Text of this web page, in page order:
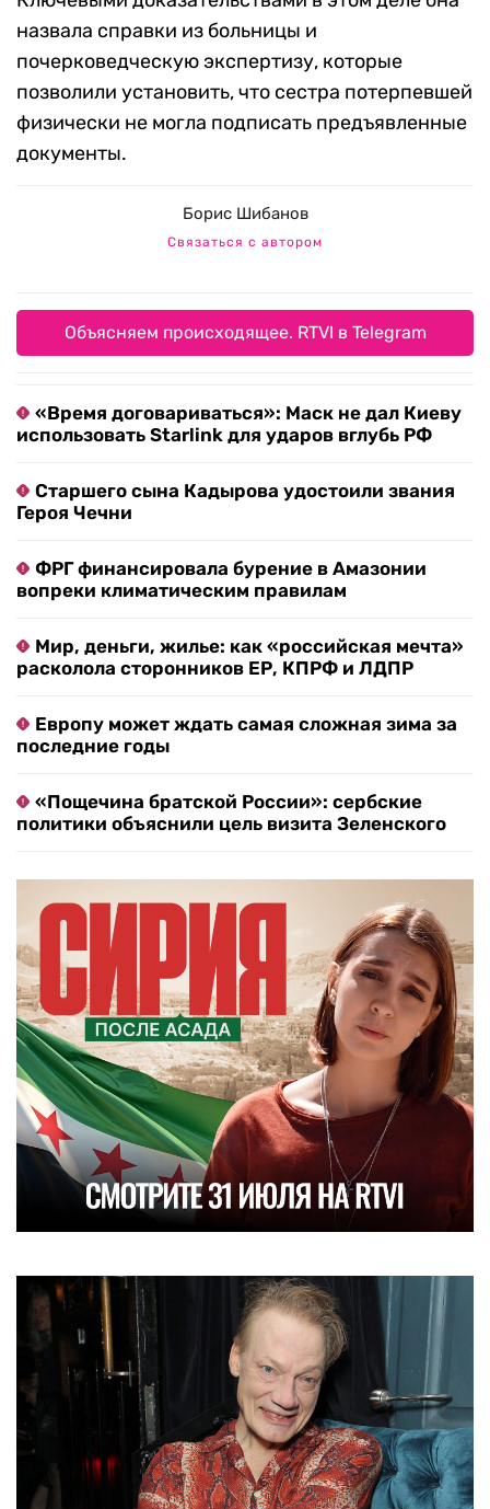
назвала справки из больницы и
почерковедческую экспертизу, которые
позволили установить, что сестра потерпевшей
физически не могла подписать предъявленные
документы.
Борис Шибанов
Связаться с автором
Объясняем происходящее. RTVI в Telegram
«Время договариваться»: Маск не дал Киеву
использовать Starlink для ударов вглубь РФ
Старшего сына Кадырова удостоили звания
Героя Чечни
ФРГ финансировала бурение в Амазонии
вопреки климатическим правилам
Мир, деньги, жилье: как «российская мечта»
расколола сторонников ЕР, КПРФ и ЛДПР
Европу может ждать самая сложная зима за
последние годы
«Пощечина братской России»: сербские
политики объяснили цель визита Зеленского